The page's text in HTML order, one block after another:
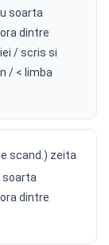
soarta
dintre
/ scris si
/ < limba
scand.) zeita
soarta
dintre